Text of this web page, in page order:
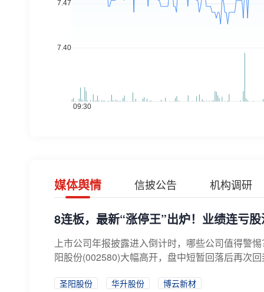
媒体舆情 信披公告 机构调研
8连板，最新“涨停王”出炉！业绩连亏
上市公司年报披露进入倒计时，哪些公司值得警
阳股份(002580)大幅高开，盘中短暂回落后再次
圣阳股份 华升股份
博云新材